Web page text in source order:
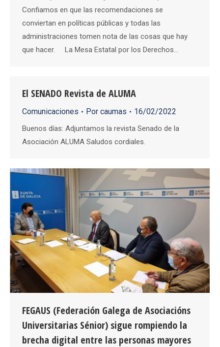
Confiamos en que las recomendaciones se
conviertan en políticas públicas y todas las
administraciones tomen nota de las cosas que hay
que hacer. La Mesa Estatal por los Derechos…
El SENADO Revista de ALUMA
Comunicaciones Por caumas 16/02/2022
Buenos días: Adjuntamos la revista Senado de la
Asociación ALUMA Saludos cordiales.
FEGAUS (Federación Galega de Asociacións
Universitarias Sénior) sigue rompiendo la
brecha digital entre las personas mayores